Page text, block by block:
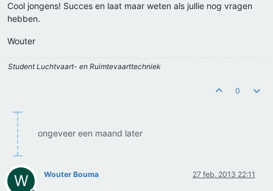
Cool jongens! Succes en laat maar weten als jullie nog vragen
hebben.
Wouter
Student Luchtvaart- en Ruimtevaarttechniek
0
ongeveer een maand later
W Wouter Bouma 27 feb. 2013 22:11